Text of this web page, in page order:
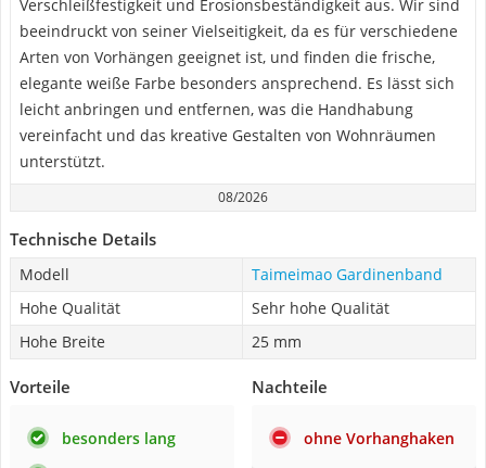
Verschleißfestigkeit und Erosionsbeständigkeit aus. Wir sind
beeindruckt von seiner Vielseitigkeit, da es für verschiedene
Arten von Vorhängen geeignet ist, und finden die frische,
elegante weiße Farbe besonders ansprechend. Es lässt sich
leicht anbringen und entfernen, was die Handhabung
vereinfacht und das kreative Gestalten von Wohnräumen
unterstützt.
08/2026
Technische Details
Modell
Taimeimao Gardinenband
Hohe Qualität
Sehr hohe Qualität
Hohe Breite
25 mm
Vorteile
besonders lang
Nachteile
ohne Vorhanghaken